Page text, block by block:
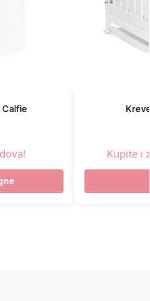
Calfie
Kupite i